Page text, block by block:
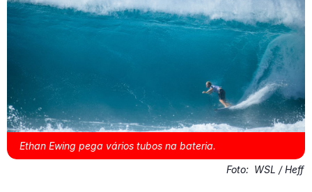
Ethan Ewing pega vários tubos na bateria.
Foto: WSL / Heff